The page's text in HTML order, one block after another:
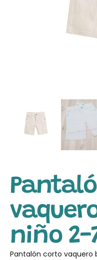
niño 2-
Pantalón corto vaquero